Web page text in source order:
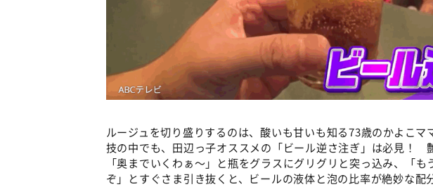
ルージュを切り盛りするのは、酸いも甘いも知る73歳のかよこマ
技の中でも、田辺っ子オススメの「ビール逆さ注ぎ」は必見！
「奥までいくわぁ～」と瓶をグラスにグリグリと突っ込み、「
ぞ」とすぐさま引き抜くと、ビールの液体と泡の比率が絶妙な配